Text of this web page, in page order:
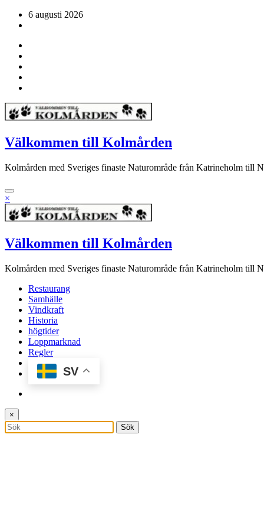
Hoppa6 augusti 2026
Välkommen till Kolmården
Kolmården med Sveriges finaste Naturområde från Katrineholm till
×
Välkommen till Kolmården
Kolmården med Sveriges finaste Naturområde från Katrineholm till
Restaurang
Samhälle
Vindkraft
Historia
högtider
Loppmarknad
Regler
SV
×